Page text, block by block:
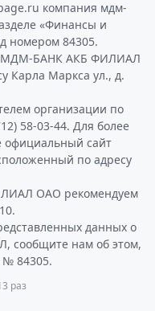
компания мдм-
«Финансы и
номером 84305.
МДМ-БАНК АКБ ФИЛИАЛ
Карла Маркса ул., д.
организации по
58-03-44. Для более
официальный сайт
по адресу
ОАО рекомендуем
данных о
нам об этом,
№ 84305.
раз